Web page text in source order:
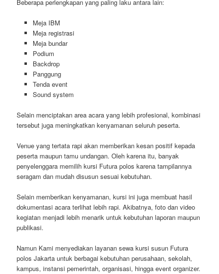
Beberapa perlengkapan yang paling laku antara lain:
Meja IBM
Meja registrasi
Meja bundar
Podium
Backdrop
Panggung
Tenda event
Sound system
Selain menciptakan area acara yang lebih profesional, kombinasi
tersebut juga meningkatkan kenyamanan seluruh peserta.
Venue yang tertata rapi akan memberikan kesan positif kepada
peserta maupun tamu undangan. Oleh karena itu, banyak
penyelenggara memilih kursi Futura polos karena tampilannya
seragam dan mudah disusun sesuai kebutuhan.
Selain memberikan kenyamanan, kursi ini juga membuat hasil
dokumentasi acara terlihat lebih rapi. Akibatnya, foto dan video
kegiatan menjadi lebih menarik untuk kebutuhan laporan maupun
publikasi.
Namun Kami menyediakan layanan sewa kursi susun Futura
polos Jakarta untuk berbagai kebutuhan perusahaan, sekolah,
kampus, instansi pemerintah, organisasi, hingga event organizer.